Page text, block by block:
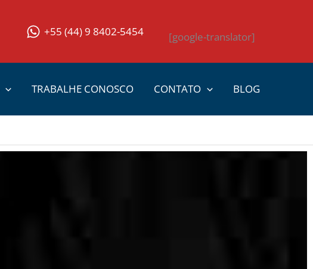
+55 (44) 9 8402-5454 [google-translator]
TRABALHE CONOSCO CONTATO BLOG